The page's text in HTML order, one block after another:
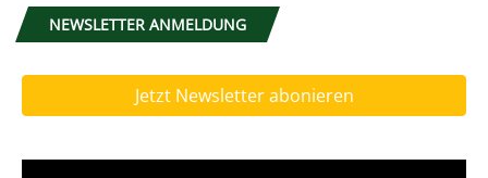
NEWSLETTER ANMELDUNG
Jetzt Newsletter abonieren